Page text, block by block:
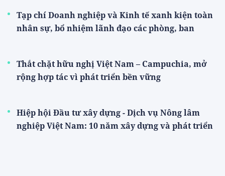
Tạp chí Doanh nghiệp và Kinh tế xanh kiện toàn
nhân sự, bổ nhiệm lãnh đạo các phòng, ban
Thắt chặt hữu nghị Việt Nam – Campuchia, mở
rộng hợp tác vì phát triển bền vững
Hiệp hội Đầu tư xây dựng - Dịch vụ Nông lâm
nghiệp Việt Nam: 10 năm xây dựng và phát triển